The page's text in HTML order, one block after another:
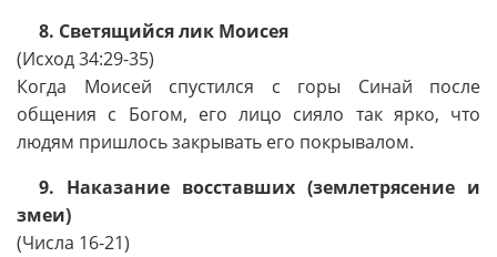
8. Светящийся лик Моисея
(Исход 34:29-35)
Когда Моисей спустился с горы Синай после
общения с Богом, его лицо сияло так ярко, что
людям пришлось закрывать его покрывалом.
9. Наказание восставших (землетрясение и
змеи)
(Числа 16-21)